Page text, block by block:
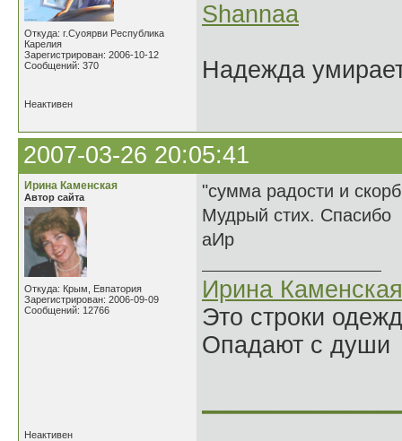
Откуда: г.Суоярви Республика
Карелия
Зарегистрирован: 2006-10-12
Сообщений: 370
Shannaa
Надежда
Неактивен
2007-03-26 20:05:41
Ирина Каменская
Автор сайта
Откуда: Крым, Евпатория
Зарегистрирован: 2006-09-09
Сообщений: 12766
"сумма радости и
Мудрый стих. Спасибо
аИр
Ирина Каменская
Это строки
Опадают с души
Неактивен